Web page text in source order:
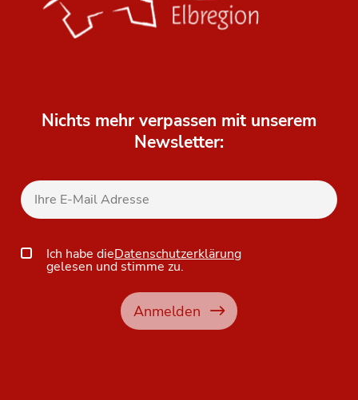
Nichts mehr verpassen mit unserem
Newsletter:
Anmelden
Ich habe dieDatenschutzerklärung
gelesen und stimme zu.